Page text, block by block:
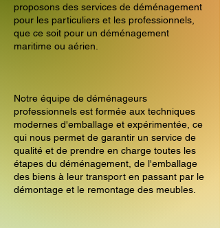
proposons des services de déménagement
pour les particuliers et les professionnels,
que ce soit pour un déménagement
maritime ou aérien.
Notre équipe de déménageurs
professionnels est formée aux techniques
modernes d'emballage et expérimentée, ce
qui nous permet de garantir un service de
qualité et de prendre en charge toutes les
étapes du déménagement, de l'emballage
des biens à leur transport en passant par le
démontage et le remontage des meubles.